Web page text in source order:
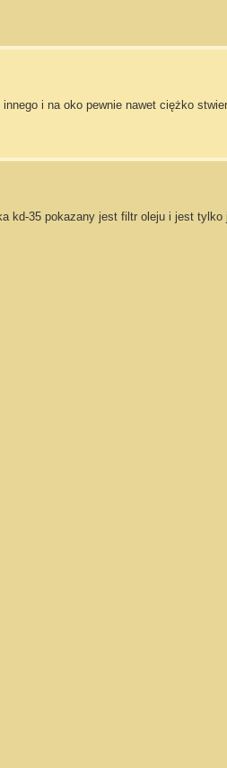
i na oko pewnie nawet ciężko
kd-35 pokazany jest filtr oleju i jest tylko